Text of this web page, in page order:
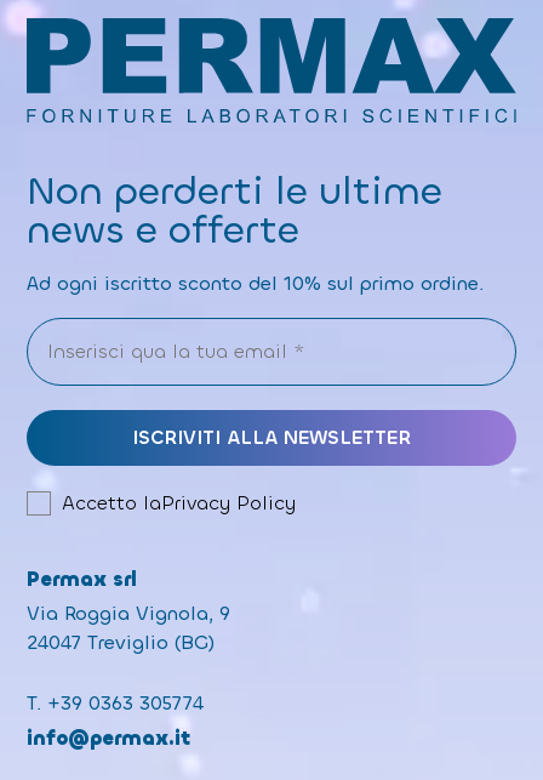
Non perderti le ultime
news e offerte
Ad ogni iscritto sconto del 10% sul primo ordine.
Accetto laPrivacy Policy
Permax srl
Via Roggia Vignola, 9
24047 Treviglio (BG)
T. +39 0363 305774
info@permax.it